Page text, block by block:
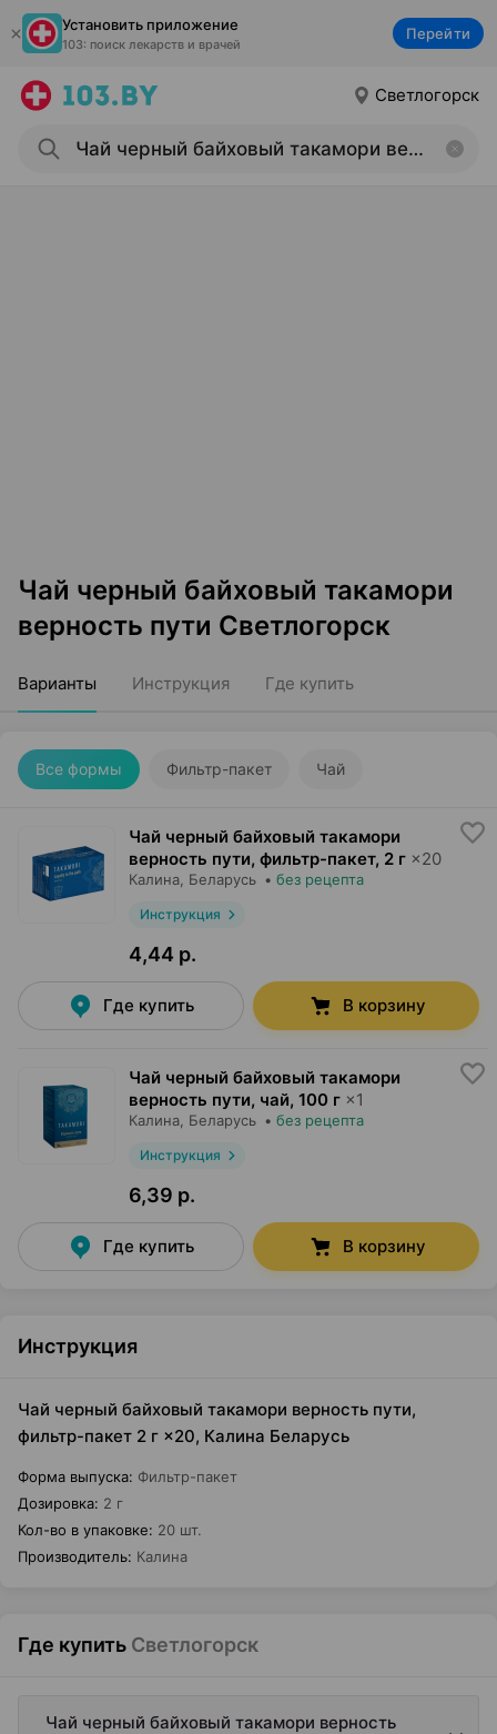
Установить приложение
103: поиск лекарств и врачей
Перейти
Светлогорск
Чай черный байховый такамори
верность пути Светлогорск
Варианты Инструкция Где купить
Все формы Фильтр-пакет Чай
Чай черный байховый такамори
верность пути, фильтр-пакет, 2 г ×20
Калина , Беларусь • без рецепта
Инструкция
4,44 р.
Где купить В корзину
Чай черный байховый такамори
верность пути, чай, 100 г ×1
Калина , Беларусь • без рецепта
Инструкция
6,39 р.
Где купить В корзину
Инструкция
Чай черный байховый такамори верность пути,
фильтр-пакет 2 г ×20, Калина Беларусь
Форма выпуска: Фильтр-пакет
Дозировка: 2 г
Кол-во в упаковке: 20 шт.
Производитель: Калина
Где купить Светлогорск
Чай черный байховый такамори верность